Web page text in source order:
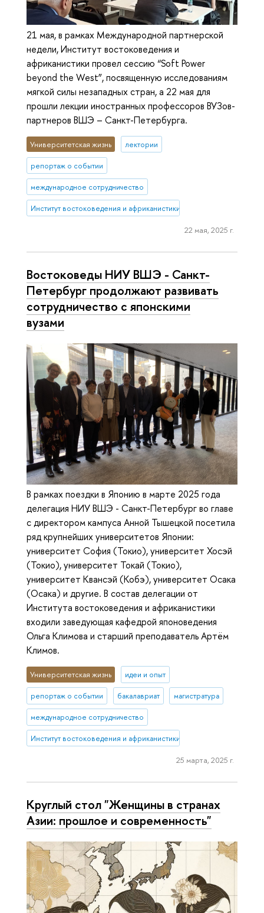
21 мая, в рамках Международной партнерской
недели, Институт востоковедения и
африканистики провел сессию “Soft Power
beyond the West”, посвященную исследованиям
мягкой силы незападных стран, а 22 мая для
прошли лекции иностранных профессоров ВУЗов-
партнеров ВШЭ – Санкт-Петербурга.
Университетская жизнь лектории
репортаж о событии
международное сотрудничество
Институт востоковедения и африканистики
22 мая, 2025 г.
Востоковеды НИУ ВШЭ - Санкт-
Петербург продолжают развивать
сотрудничество с японскими
вузами
В рамках поездки в Японию в марте 2025 года
делегация НИУ ВШЭ - Санкт-Петербург во главе
с директором кампуса Анной Тышецкой посетила
ряд крупнейших университетов Японии:
университет София (Токио), университет Хосэй
(Токио), университет Токай (Токио),
университет Квансэй (Кобэ), университет Осака
(Осака) и другие. В состав делегации от
Института востоковедения и африканистики
входили заведующая кафедрой японоведения
Ольга Климова и старший преподаватель Артём
Климов.
Университетская жизнь идеи и опыт
репортаж о событии бакалавриат магистратура
международное сотрудничество
Институт востоковедения и африканистики
25 марта, 2025 г.
Круглый стол "Женщины в странах
Азии: прошлое и современность"